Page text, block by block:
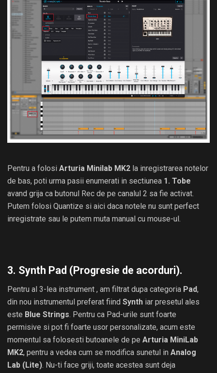
Pentru a folosi Arturia Minilab MK2 la inregistrarea notelor
de bas, poti urma pasii enumerati in sectiunea 1. Tobe
avand grija ca butonul Rec de pe canalul 2 sa fie activat.
Putem folosi Quantize si aici daca notele nu sunt perfect
inregistrate sau le putem muta manual cu mouse-ul.
3. Synth Pad (Progresie de acorduri).
Pentru al 3-lea instrument , am filtrat dupa categoria Pad,
din nou instrumentul preferat fiind Synth iar presetul ales
este Blue Strings. Pentru ca Pad-urile sunt foarte
permisive si pot fi foarte usor personalizate, acum este
momentul sa folosesti butoanele de pe Arturia MiniLab
MK2, pentru a vedea cum se modifica sunetul in Analog
Lab (Lite). Nu-ti face griji, toate acestea sunt deja